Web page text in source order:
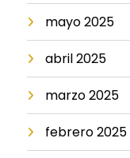
mayo 2025
abril 2025
marzo 2025
febrero 2025